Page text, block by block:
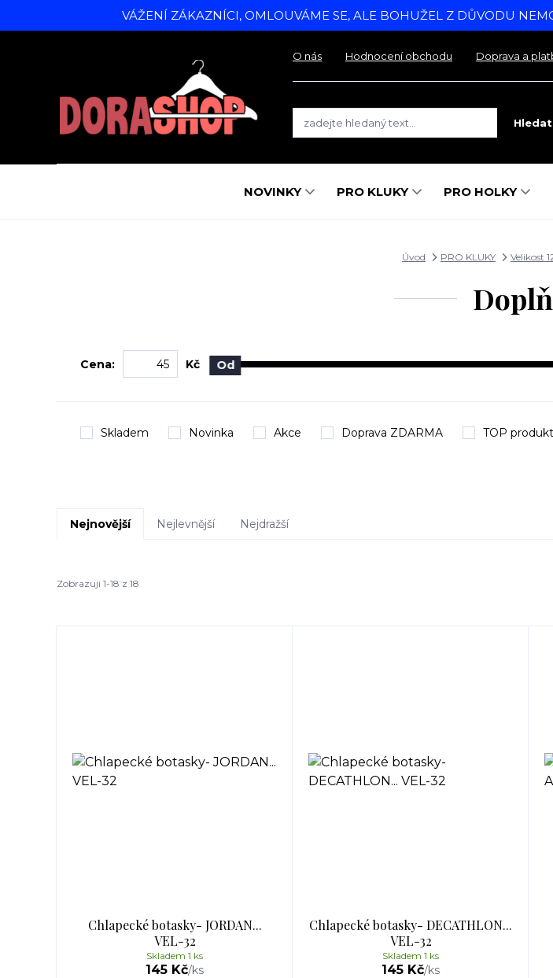
VÁŽENÍ ZÁKAZNÍCI, OMLOUVÁME SE, ALE BOHUŽEL Z DŮVODU
O nás Hodnocení obchodu Doprava a
Hledat
NOVINKY PRO KLUKY PRO HOLKY
Úvod PRO KLUKY Velikost
Cena: Kč Od
Skladem Novinka Akce Doprava ZDARMA TOP produkt
Nejnovější Nejlevnější Nejdražší
Zobrazuji 1-18 z 18
Chlapecké botasky- JORDAN...
VEL-32
145 Kč/ks
Skladem 1 ks
Chlapecké botasky- DECATHLON...
VEL-32
145 Kč/ks
Skladem 1 ks